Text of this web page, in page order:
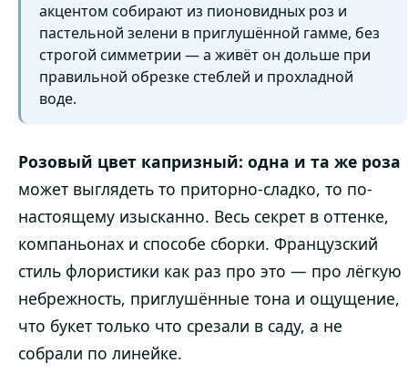
акцентом собирают из пионовидных роз и
пастельной зелени в приглушённой гамме, без
строгой симметрии — а живёт он дольше при
правильной обрезке стеблей и прохладной
воде.
Розовый цвет капризный: одна и та же роза
может выглядеть то приторно-сладко, то по-
настоящему изысканно. Весь секрет в оттенке,
компаньонах и способе сборки. Французский
стиль флористики как раз про это — про лёгкую
небрежность, приглушённые тона и ощущение,
что букет только что срезали в саду, а не
собрали по линейке.